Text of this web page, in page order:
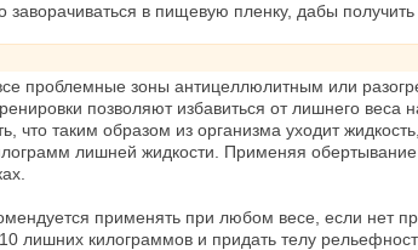
в пищевую пленку, дабы
проблемные зоны антицеллюлитным или
позволяют избавиться от лишнего веса
что таким образом из организма уходит
лишней жидкости. Применяя
применять при любом весе, если нет
лишних килограммов и придать телу